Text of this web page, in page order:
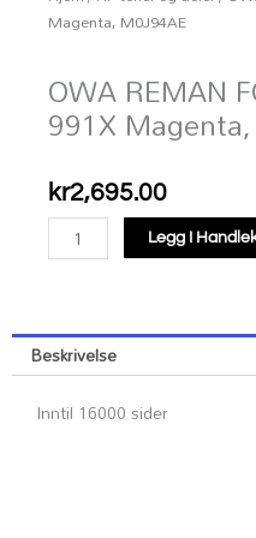
Magenta, M0J94AE
OWA REMAN
991X
kr2,695.00
OWA
REMAN
991X,
HP
Magenta,
Legg I
Beskrivelse
Inntil 16000 sider